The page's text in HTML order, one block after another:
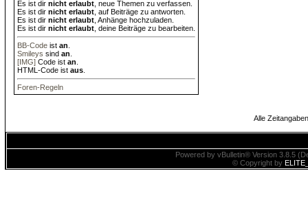
Es ist dir nicht erlaubt , neue Themen zu verfassen.
Es ist dir nicht erlaubt , auf Beiträge zu antworten.
Es ist dir nicht erlaubt , Anhänge hochzuladen.
Es ist dir nicht erlaubt , deine Beiträge zu bearbeiten.
BB-Code ist an
Smileys sind an
[IMG] Code ist an
HTML-Code ist aus
Foren-Regeln
Alle
Powered by vBulletin® Version 3.8.5
© Copyright by